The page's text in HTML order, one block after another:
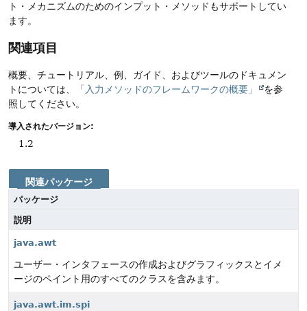
ト・メカニズムのためのインプット・メソッドもサポートしてい
ます。
関連項目
概要、チュートリアル、例、ガイド、およびツールのドキュメン
トについては、
「入力メソッドのフレームワークの概要」
を参
照してください。
導入されたバージョン:
1.2
関連パッケージ
パッケージ
説明
java.awt
ユーザー・インタフェースの作成およびグラフィックスとイメ
ージのペイント用のすべてのクラスを含みます。
java.awt.im.spi